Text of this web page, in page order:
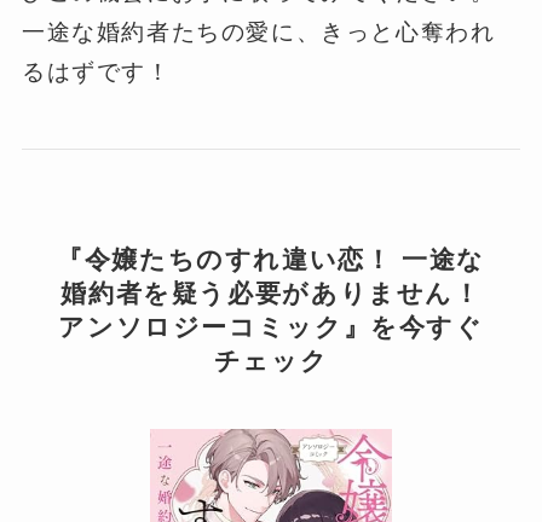
一途な婚約者たちの愛に、きっと心奪われ
るはずです！
『令嬢たちのすれ違い恋！ 一途な
婚約者を疑う必要がありません！
アンソロジーコミック』を今すぐ
チェック